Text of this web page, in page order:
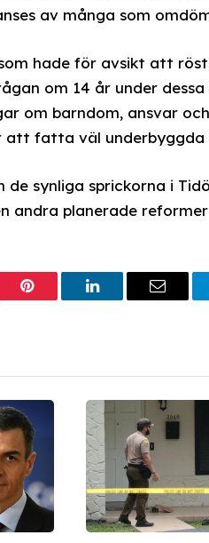
av många som
hade för avsikt att
om 14 år under dessa
om barndom, ansvar
att fatta väl underbyggda
synliga sprickorna i
andra planerade
PinterestLinkedInEmail